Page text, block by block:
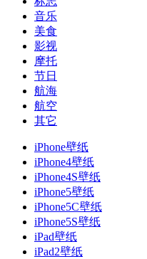
音乐
美食
影视
摩托
节日
航海
航空
其它
iPhone壁纸
iPhone4壁纸
iPhone4S壁纸
iPhone5壁纸
iPhone5C壁纸
iPhone5S壁纸
iPad壁纸
iPad2壁纸